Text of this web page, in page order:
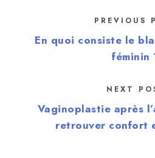
PREVIOUS
En quoi consiste le
féminin
NEXT
Vaginoplastie après
retrouver confort